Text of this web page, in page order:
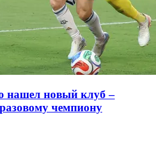
нашел новый клуб –
чемпиону